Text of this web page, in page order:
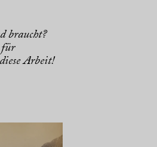
braucht?
für
Arbeit!